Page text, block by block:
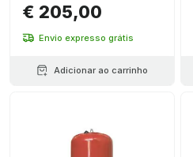
€ 205,00
Envio expresso grátis
Adicionar ao carrinho